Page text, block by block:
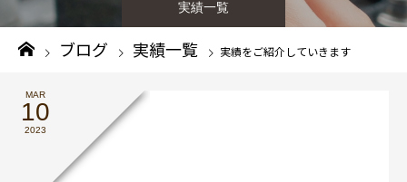
実績一覧
ブログ 実績一覧 実績をご紹介していきます
MAR
10
2023